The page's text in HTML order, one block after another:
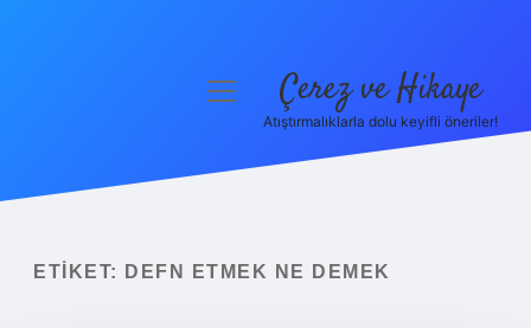
Yasal Uyarı
menüyü Çerez ve Hikaye
Atıştırmalıklarla dolu keyifli öneriler!
ETIKET: DEFN ETMEK NE DEMEK